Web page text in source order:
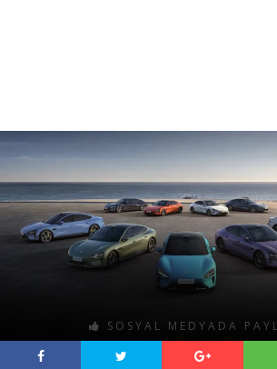
SOSYAL MEDYADA